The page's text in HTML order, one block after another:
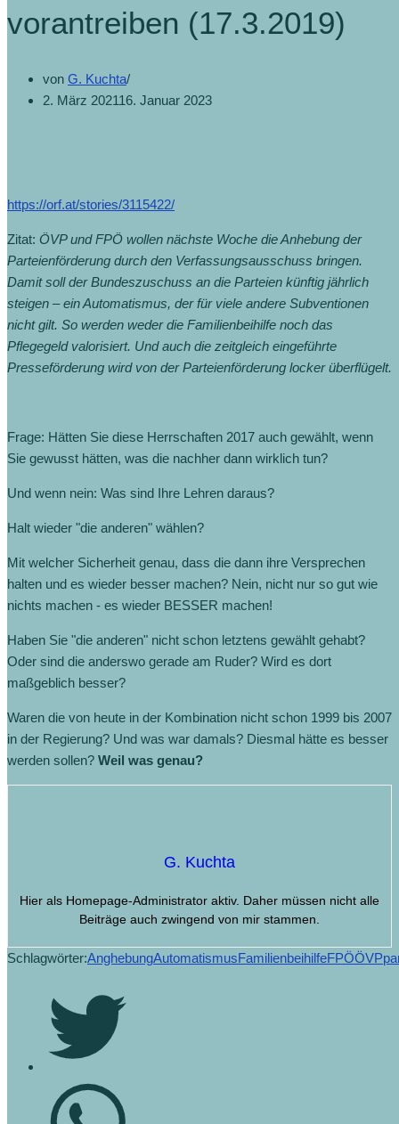
vorantreiben (17.3.2019)
von G. Kuchta
2. März 202116. Januar 2023
https://orf.at/stories/3115422/
Zitat: ÖVP und FPÖ wollen nächste Woche die Anhebung der
Parteienförderung durch den Verfassungsausschuss bringen.
Damit soll der Bundeszuschuss an die Parteien künftig jährlich
steigen – ein Automatismus, der für viele andere Subventionen
nicht gilt. So werden weder die Familienbeihilfe noch das
Pflegegeld valorisiert. Und auch die zeitgleich eingeführte
Presseförderung wird von der Parteienförderung locker überflügelt.
Frage: Hätten Sie diese Herrschaften 2017 auch gewählt, wenn
Sie gewusst hätten, was die nachher dann wirklich tun?
Und wenn nein: Was sind Ihre Lehren daraus?
Halt wieder "die anderen" wählen?
Mit welcher Sicherheit genau, dass die dann ihre Versprechen
halten und es wieder besser machen? Nein, nicht nur so gut wie
nichts machen - es wieder BESSER machen!
Haben Sie "die anderen" nicht schon letztens gewählt gehabt?
Oder sind die anderswo gerade am Ruder? Wird es dort
maßgeblich besser?
Waren die von heute in der Kombination nicht schon 1999 bis 2007
in der Regierung? Und was war damals? Diesmal hätte es besser
werden sollen? Weil was genau?
G. Kuchta
Hier als Homepage-Administrator aktiv. Daher müssen nicht alle
Beiträge auch zwingend von mir stammen.
Schlagwörter:AnghebungAutomatismusFamilienbeihilfeFPÖÖVP